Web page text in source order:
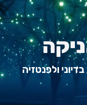
ולפנטזיה